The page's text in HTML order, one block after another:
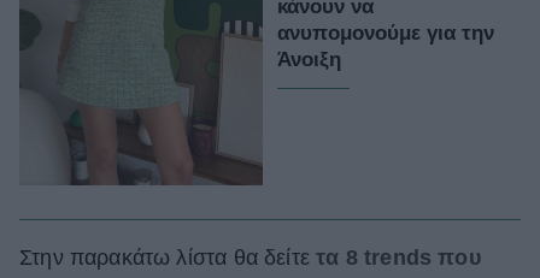
κάνουν να
ανυπομονούμε για την
Άνοιξη
Στην παρακάτω λίστα θα δείτετα 8 trends που